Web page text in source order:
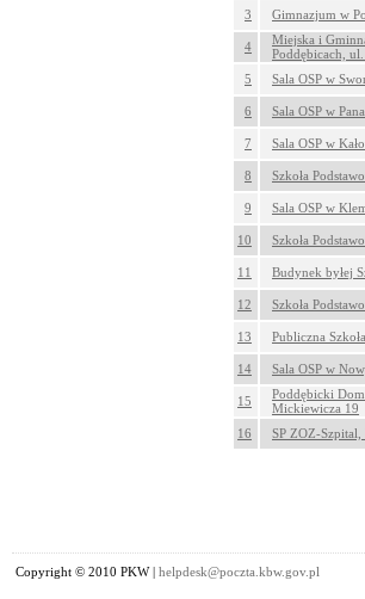
3
Gimnazjum w
4
Miejska i
Poddębicach,
5
Sala OSP w
6 Sala OSP w
7 Sala OSP w
8 Szkoła
9 Sala OSP w
10 Szkoła
11 Budynek byłej
12 Szkoła
13 Publiczna
14 Sala OSP w
15
Poddębicki
Mickiewicza 19
16
SP ZOZ-
Copyright © 2010 PKW | helpdesk@poczta.kbw.gov.pl